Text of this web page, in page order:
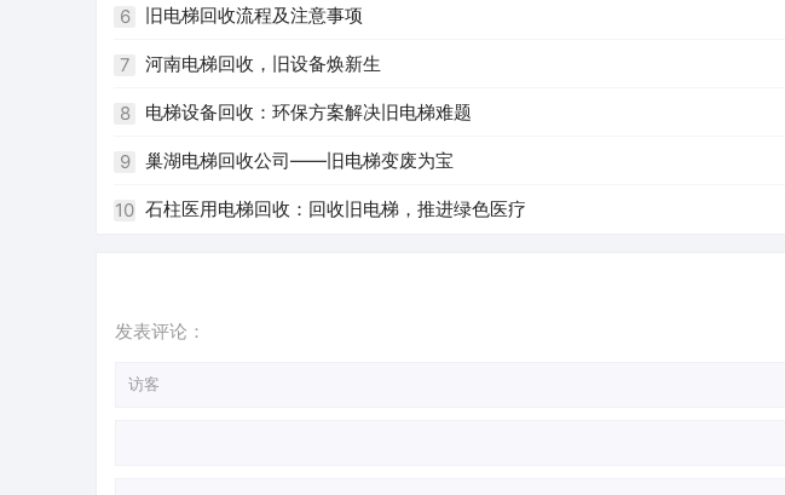
6 旧电梯回收流程及注意事项
7 河南电梯回收，旧设备焕新生
8 电梯设备回收：环保方案解决旧电梯难题
9 巢湖电梯回收公司——旧电梯变废为宝
10 石柱医用电梯回收：回收旧电梯，推进绿色医疗
发表评论：